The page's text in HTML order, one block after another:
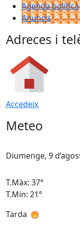
Agenda política
Anuncis
Adreces i
Accedeix
Meteo
Diumenge, 9
T.Màx: 37°
T.Min: 21°
Tarda